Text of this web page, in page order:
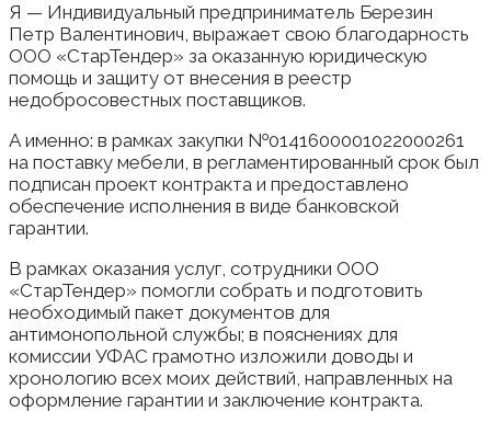
Я — Индивидуальный предприниматель Березин
Петр Валентинович, выражает свою благодарность
ООО «СтарТендер» за оказанную юридическую
помощь и защиту от внесения в реестр
недобросовестных поставщиков.
А именно: в рамках закупки №0141600001022000261
на поставку мебели, в регламентированный срок был
подписан проект контракта и предоставлено
обеспечение исполнения в виде банковской
гарантии.
В рамках оказания услуг, сотрудники ООО
«СтарТендер» помогли собрать и подготовить
необходимый пакет документов для
антимонопольной службы; в пояснениях для
комиссии УФАС грамотно изложили доводы и
хронологию всех моих действий, направленных на
оформление гарантии и заключение контракта.